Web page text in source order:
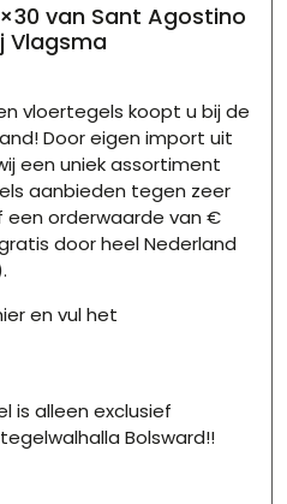
van Sant Agostino
Vlagsma
vloertegels koopt u bij de
Door eigen import uit
een uniek assortiment
aanbieden tegen zeer
een orderwaarde van €
door heel Nederland
en vul het
is alleen exclusief
Bolsward!!